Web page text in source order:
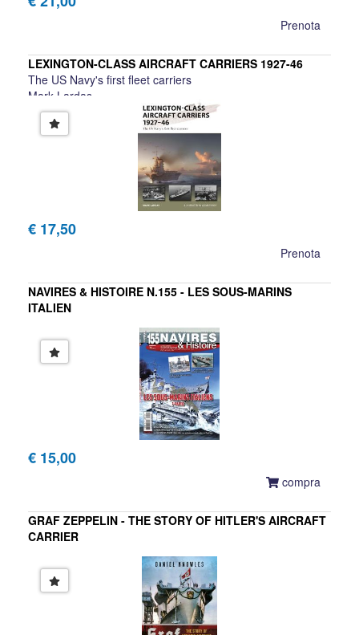
Prenota
LEXINGTON-CLASS AIRCRAFT CARRIERS 1927-46
The US Navy's first fleet carriers
Mark Lardas
€ 17,50
Prenota
NAVIRES & HISTOIRE N.155 - LES SOUS-MARINS
ITALIEN
NAVIRES & HISTOIRE
€ 15,00
compra
GRAF ZEPPELIN - THE STORY OF HITLER'S AIRCRAFT
CARRIER
Daniel Knowles